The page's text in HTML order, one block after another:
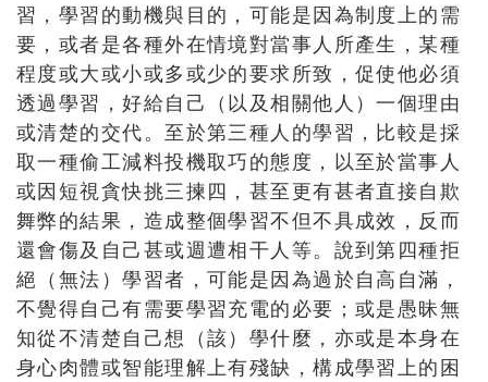
習，學習的動機與目的，可能是因為制度上的需
要，或者是各種外在情境對當事人所產生，某種
程度或大或小或多或少的要求所致，促使他必須
透過學習，好給自己（以及相關他人）一個理由
或清楚的交代。至於第三種人的學習，比較是採
取一種偷工減料投機取巧的態度，以至於當事人
或因短視貪快挑三揀四，甚至更有甚者直接自欺
舞弊的結果，造成整個學習不但不具成效，反而
還會傷及自己甚或週遭相干人等。說到第四種拒
絕（無法）學習者，可能是因為過於自高自滿，
不覺得自己有需要學習充電的必要；或是愚昧無
知從不清楚自己想（該）學什麼，亦或是本身在
身心肉體或智能理解上有殘缺，構成學習上的困